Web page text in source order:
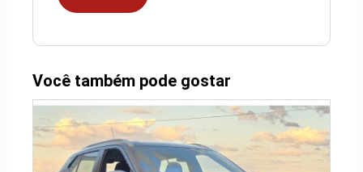
Você também pode gostar